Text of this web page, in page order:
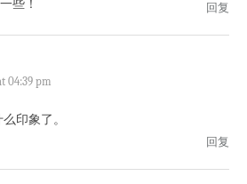
些！
回复
04:39 pm
印象了。
回复